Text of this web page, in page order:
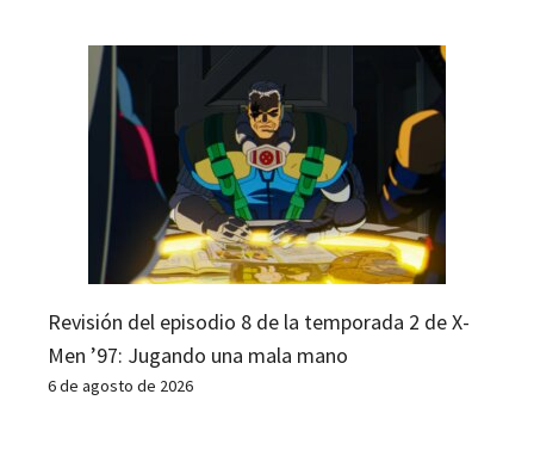
Revisión del episodio 8 de la temporada 2 de X-
Men ’97: Jugando una mala mano
6 de agosto de 2026